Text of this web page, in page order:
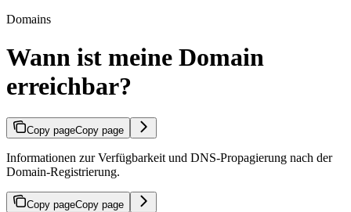
Domains
Wann ist meine Domain
erreichbar?
Copy pageCopy page
Informationen zur Verfügbarkeit und DNS-Propagierung nach der
Domain-Registrierung.
Copy pageCopy page